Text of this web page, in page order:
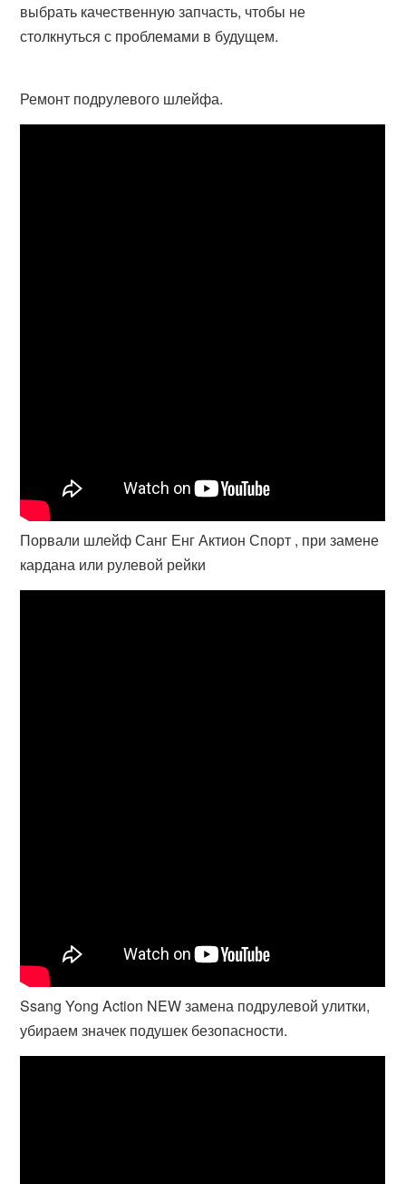
выбрать качественную запчасть, чтобы не
столкнуться с проблемами в будущем.
Ремонт подрулевого шлейфа.
Порвали шлейф Санг Енг Актион Спорт , при замене
кардана или рулевой рейки
Ssang Yong Action NEW замена подрулевой улитки,
убираем значек подушек безопасности.